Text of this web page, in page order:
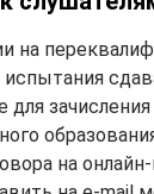
на
для
на